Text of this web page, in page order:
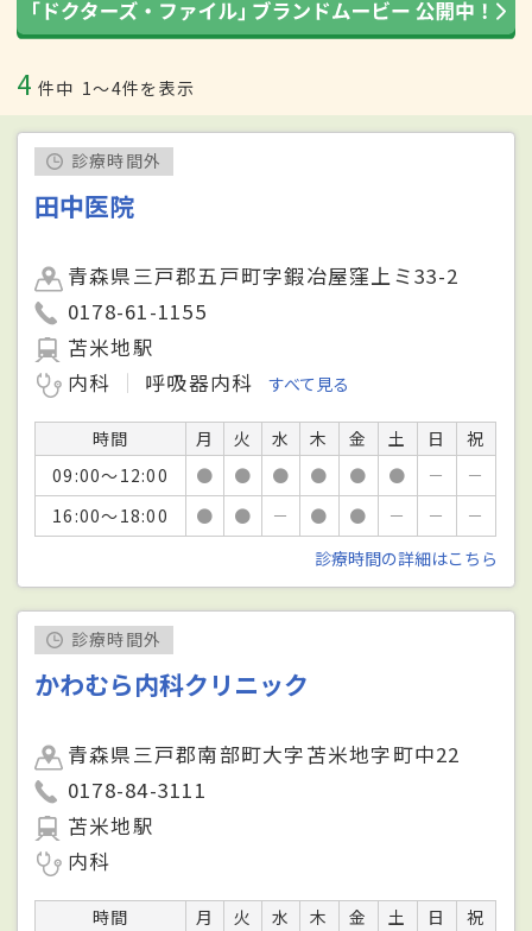
4 件中 1〜4件を表示
診療時間外
田中医院
青森県三戸郡五戸町字鍜冶屋窪上ミ33-2
0178-61-1155
苫米地駅
内科
呼吸器内科 すべて見る
時間 月 火 水 木 金 土 日
祝
09:00～12:00
● ● ● ● ● ● －
－
16:00～18:00
● ● － ● ● － －
－
診療時間の詳細はこちら
診療時間外
かわむら内科クリニック
青森県三戸郡南部町大字苫米地字町中22
0178-84-3111
苫米地駅
内科
時間 月 火 水 木 金 土 日
祝